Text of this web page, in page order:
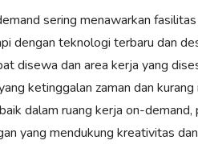
sering menawarkan
dengan teknologi terbaru dan
disewa dan area kerja yang
ketinggalan zaman dan
dalam ruang kerja on-
yang mendukung kreativitas